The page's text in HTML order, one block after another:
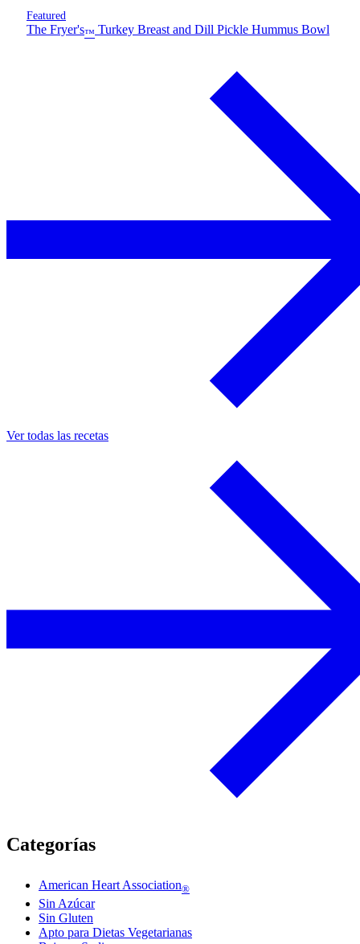
Featured
The Fryer's™ Turkey Breast and Dill Pickle Hummus Bowl
Ver todas las recetas
Categorías
American Heart Association®
Sin Azúcar
Sin Gluten
Apto para Dietas Vegetarianas